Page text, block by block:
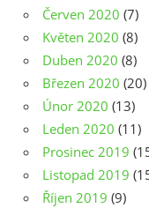
Červen 2020 (7)
Květen 2020 (8)
Duben 2020 (8)
Březen 2020 (20)
Únor 2020 (13)
Leden 2020 (11)
Prosinec 2019
Listopad 2019
Říjen 2019 (9)